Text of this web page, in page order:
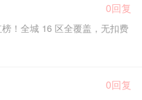
0回复
！全城 16 区全覆盖，无扣费
0回复